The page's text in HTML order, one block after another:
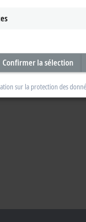
Confirmer la sélection
sur la protection des